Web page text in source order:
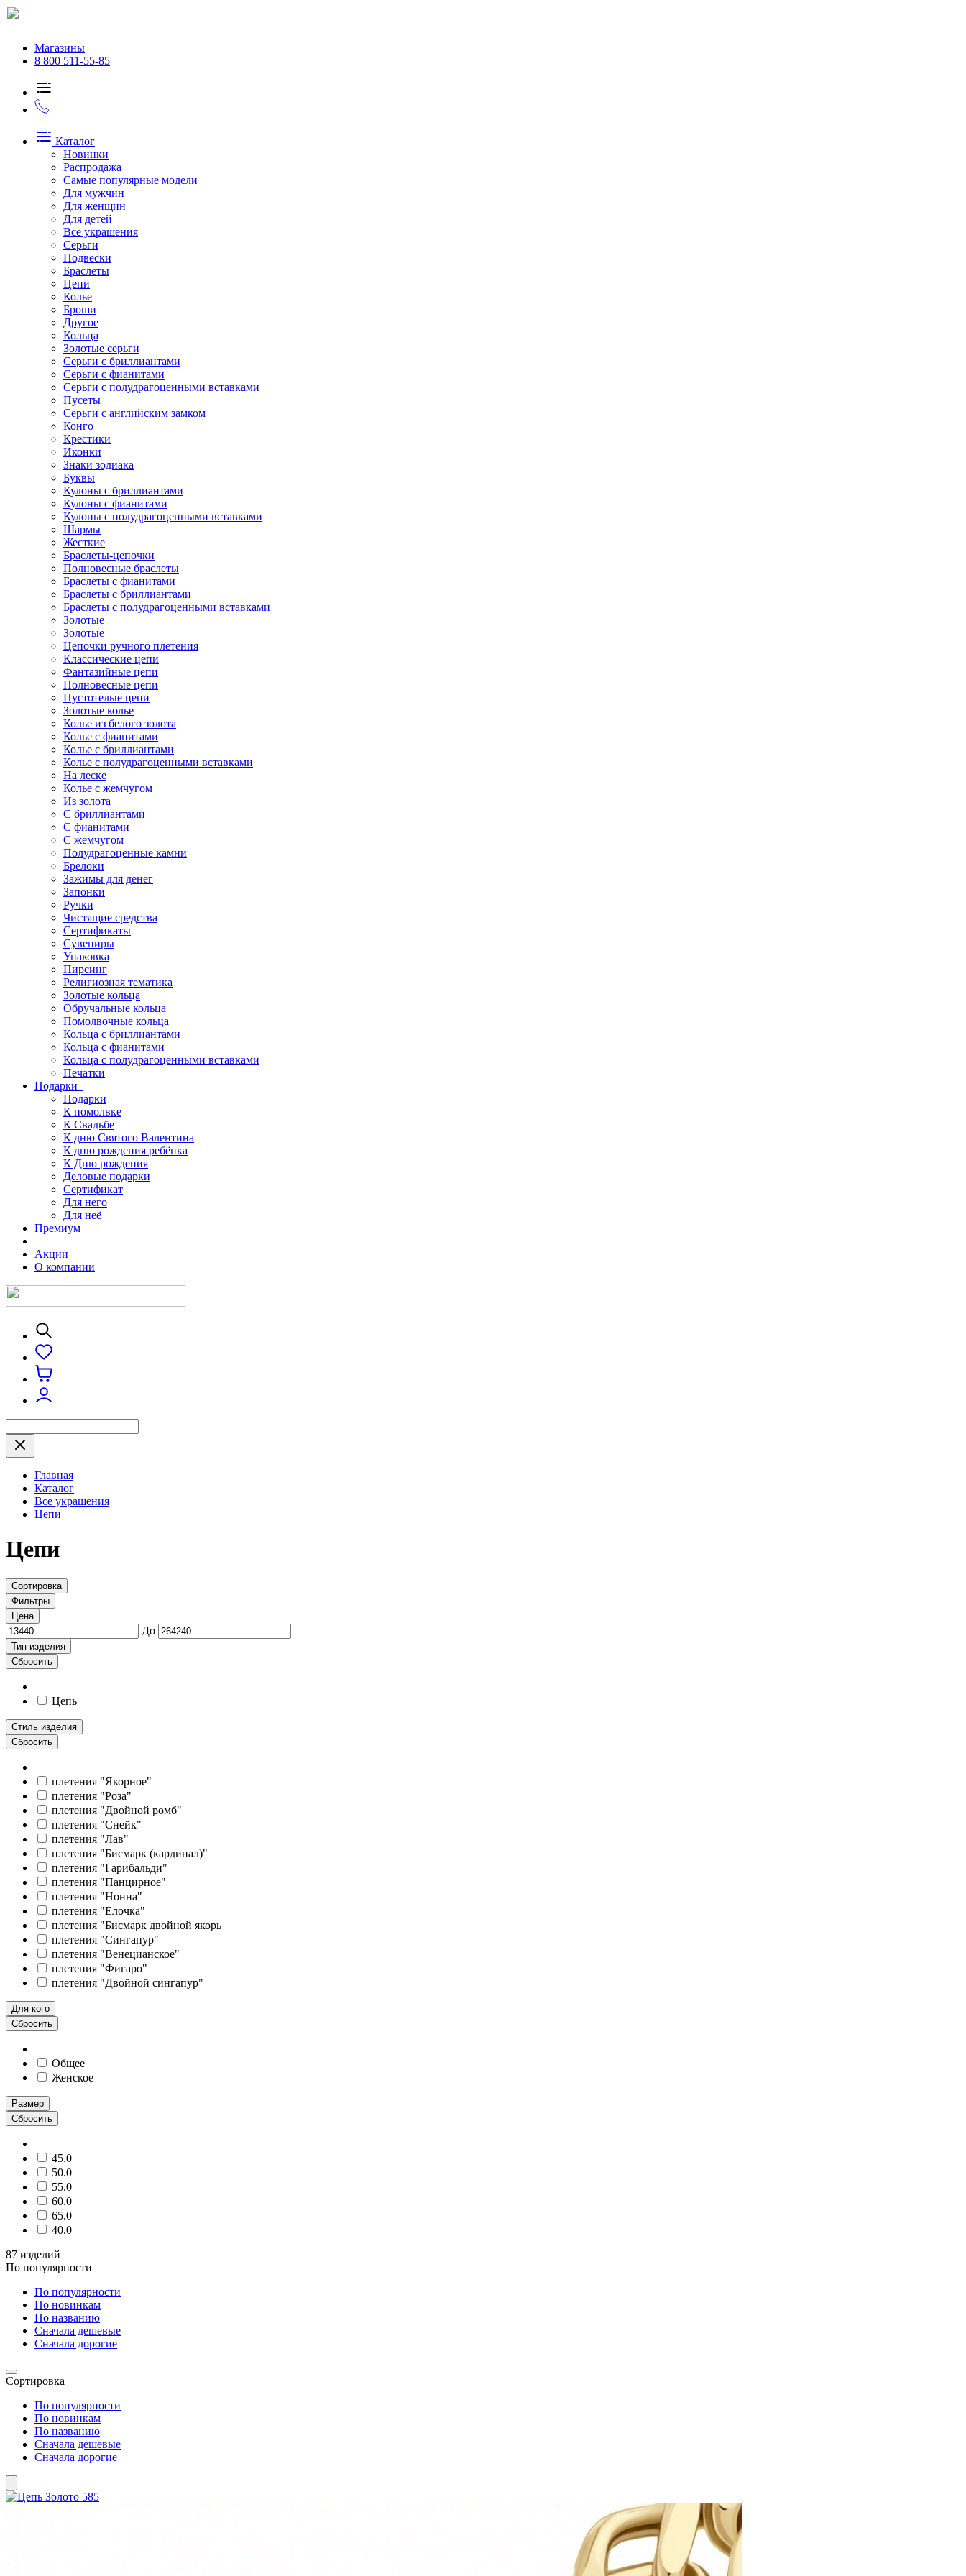
Магазины
8 800 511-55-85
Каталог
Новинки
Распродажа
Самые популярные модели
Для мужчин
Для женщин
Для детей
Все украшения
Серьги
Подвески
Браслеты
Цепи
Колье
Броши
Другое
Кольца
Золотые серьги
Серьги с бриллиантами
Серьги с фианитами
Серьги с полудрагоценными вставками
Пусеты
Серьги с английским замком
Конго
Крестики
Иконки
Знаки зодиака
Буквы
Кулоны с бриллиантами
Кулоны с фианитами
Кулоны с полудрагоценными вставками
Шармы
Жесткие
Браслеты-цепочки
Полновесные браслеты
Браслеты с фианитами
Браслеты с бриллиантами
Браслеты с полудрагоценными вставками
Золотые
Золотые
Цепочки ручного плетения
Классические цепи
Фантазийные цепи
Полновесные цепи
Пустотелые цепи
Золотые колье
Колье из белого золота
Колье с фианитами
Колье с бриллиантами
Колье с полудрагоценными вставками
На леске
Колье с жемчугом
Из золота
С бриллиантами
С фианитами
С жемчугом
Полудрагоценные камни
Брелоки
Зажимы для денег
Запонки
Ручки
Чистящие средства
Сертификаты
Сувениры
Упаковка
Пирсинг
Религиозная тематика
Золотые кольца
Обручальные кольца
Помолвочные кольца
Кольца с бриллиантами
Кольца с фианитами
Кольца с полудрагоценными вставками
Печатки
Подарки
Подарки
К помолвке
К Свадьбе
К дню Святого Валентина
К дню рождения ребёнка
К Дню рождения
Деловые подарки
Сертификат
Для него
Для неё
Премиум
Акции
О компании
Главная
Каталог
Все украшения
Цепи
Цепи
Сортировка
Фильтры
Цена
Тип изделия
Сбросить
Цепь
Стиль изделия
Сбросить
плетения "Якорное"
плетения "Роза"
плетения "Двойной ромб"
плетения "Снейк"
плетения "Лав"
плетения "Бисмарк (кардинал)"
плетения "Гарибальди"
плетения "Панцирное"
плетения "Нонна"
плетения "Елочка"
плетения "Бисмарк двойной якорь
плетения "Сингапур"
плетения "Венецианское"
плетения "Фигаро"
плетения "Двойной сингапур"
Для кого
Сбросить
Общее
Женское
Размер
Сбросить
45.0
50.0
55.0
60.0
65.0
40.0
87 изделий
По популярности
По популярности
По новинкам
По названию
Сначала дешевые
Сначала дорогие
Сортировка
По популярности
По новинкам
По названию
Сначала дешевые
Сначала дорогие